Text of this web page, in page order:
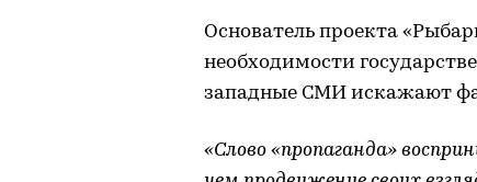
Основатель проекта
необходимости
западные СМИ искажают
«Слово «пропаганда»